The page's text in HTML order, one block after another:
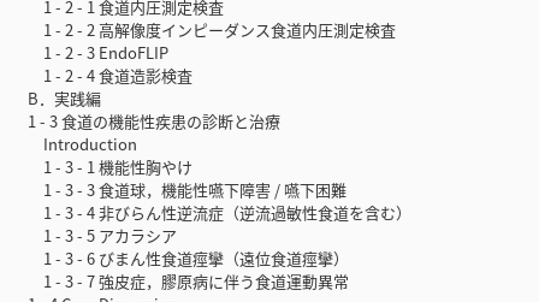
1 - 2 - 1 食道内圧測定検査
1 - 2 - 2 高解像度インピーダンス食道内圧測定検査
1 - 2 - 3 EndoFLIP
1 - 2 - 4 食道造影検査
B．実践編
1 - 3 食道の機能性疾患の診断と治療
Introduction
1 - 3 - 1 機能性胸やけ
1 - 3 - 3 食道球，機能性嚥下障害 / 嚥下困難
1 - 3 - 4 非びらん性逆流症（逆流過敏性食道を含む）
1 - 3 - 5 アカラシア
1 - 3 - 6 びまん性食道痙攣（遠位食道痙攣）
1 - 3 - 7 強皮症，膠原病に伴う食道運動異常